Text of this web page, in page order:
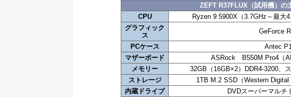
ZEFT R37FLUX（試用機）の
CPU
Ryzen 9 5900X（3.7GHz～最大
グラフィック
ス
GeForce
PCケース
Antec
マザーボード
ASRock B550M Pro4（
メモリー
32GB（16GB×2）DDR4-3200、
ストレージ
1TB M.2 SSD（Western Digital
内蔵ドライブ
DVDスーパーマルチ